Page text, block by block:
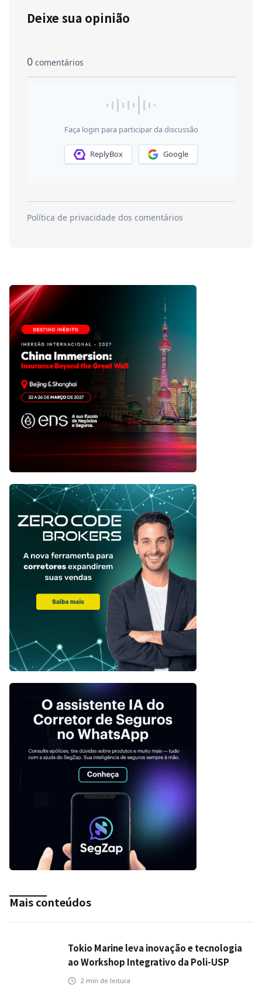
Deixe sua opinião
Mais conteúdos
Tokio Marine leva inovação e tecnologia
ao Workshop Integrativo da Poli-USP
2 min de leitura